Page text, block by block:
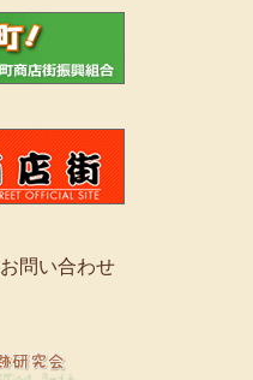
お問い合わせ